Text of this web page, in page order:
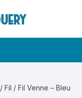
/Fil / Fil Venne – Bleu